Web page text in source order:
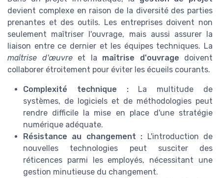
devient complexe en raison de la diversité des parties
prenantes et des outils. Les entreprises doivent non
seulement maîtriser l'ouvrage, mais aussi assurer la
liaison entre ce dernier et les équipes techniques. La
maîtrise d'œuvreet la maîtrise d'ouvrage doivent
collaborer étroitement pour éviter les écueils courants.
Complexité technique :La multitude de
systèmes, de logiciels et de méthodologies peut
rendre difficile la mise en place d'une stratégie
numérique adéquate.
Résistance au changement : L'introduction de
nouvelles technologies peut susciter des
réticences parmi les employés, nécessitant une
gestion minutieuse du changement.